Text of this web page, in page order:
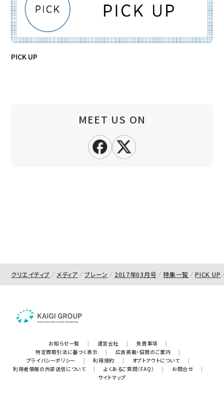
PICK UP
MEET US ON
クリエイティブ メディア ブレーン 2017年03月号 特集一覧 PICK UP
お知らせ一覧 | 運営会社 | 免責事項
|
特定商取引法に基づく表示
| 広告掲載・協賛のご案内
|
プライバシーポリシー
| 利用規約 | オプトアウトについて
|
利用者情報の外部送信について
| よくあるご質問（FAQ） | お問合せ
|
サイトマップ